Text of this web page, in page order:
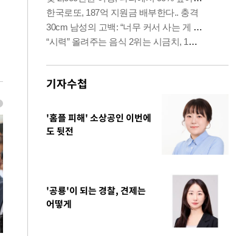
기자수첩
'홈플 피해' 소상공인 이번에
도 뒷전
'공룡'이 되는 경찰, 견제는
어떻게